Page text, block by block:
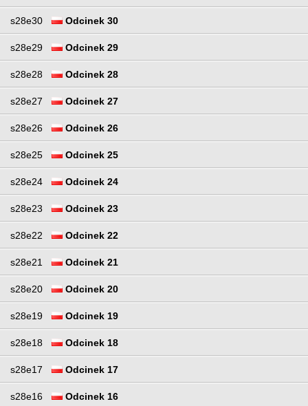
s28e30 Odcinek 30
s28e29 Odcinek 29
s28e28 Odcinek 28
s28e27 Odcinek 27
s28e26 Odcinek 26
s28e25 Odcinek 25
s28e24 Odcinek 24
s28e23 Odcinek 23
s28e22 Odcinek 22
s28e21 Odcinek 21
s28e20 Odcinek 20
s28e19 Odcinek 19
s28e18 Odcinek 18
s28e17 Odcinek 17
s28e16 Odcinek 16